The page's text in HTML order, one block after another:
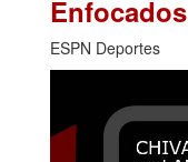
Enfocados
ESPN Deportes